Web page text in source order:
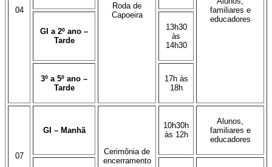
04
Roda de
Capoeira
familiares e
educadores
GI a 2º ano –
Tarde
13h30
às
14h30
3º a 5º ano –
Tarde
17h às
18h
07
GI – Manhã
Cerimônia de
encerramento
10h30h
às 12h
Alunos,
familiares e
educadores